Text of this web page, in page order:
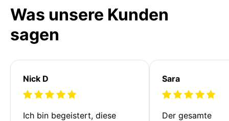
Was unsere Kunden
sagen
Nick D
Ich bin begeistert, diese
Sara
Der gesamte